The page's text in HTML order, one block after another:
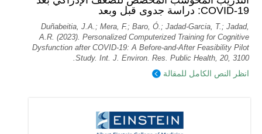
COVID-19: دراسة جدوى قبل وبعد
Duñabeitia, J.A.; Mera, F.; Baro, Ó.; Jadad-Garcia, T.; Jadad,
A.R. (2023). Personalized Computerized Training for Cognitive
Dysfunction after COVID-19: A Before-and-After Feasibility Pilot
Study. Int. J. Environ. Res. Public Health, 20, 3100.
انظر النص الكامل للمقالة